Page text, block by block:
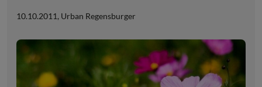
10.10.2011, Urban Regensburger